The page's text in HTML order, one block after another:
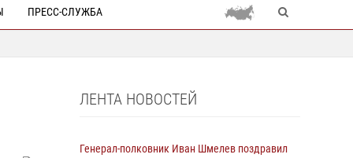
ПРЕСС-СЛУЖБА
ЛЕНТА НОВОСТЕЙ
Генерал-полковник Иван Шмелев поздравил